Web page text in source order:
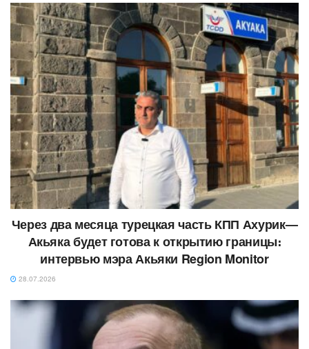
Через два месяца турецкая часть КПП Ахурик—
Акьяка будет готова к открытию границы։
интервью мэра Акьяки Region Monitor
28.07.2026